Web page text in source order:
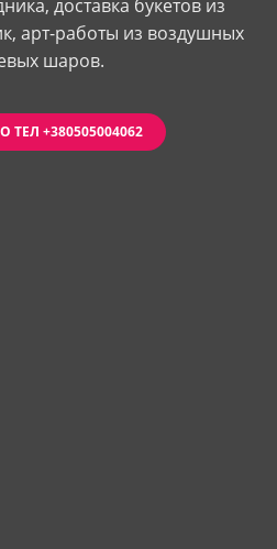
доставка букетов из
арт-работы из воздушных
шаров.
ТЕЛ +380505004062